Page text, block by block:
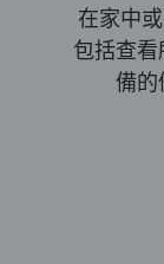
在家中
包括查
備的